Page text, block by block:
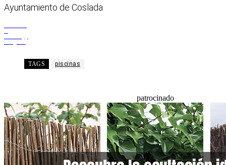
Ayuntamiento de Coslada
TAGS piscinas
patrocinado